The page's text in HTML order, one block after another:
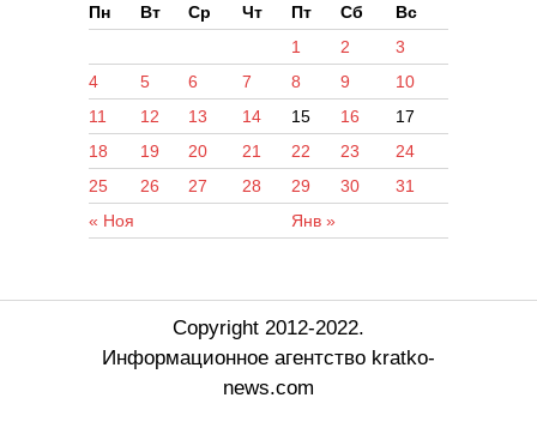
Пн
Вт Ср Чт Пт Сб Вс
« Ноя Янв »
1 2
3
4
5 6 7 8 9
10
11
12 13 14 15 16
17
18
19 20 21 22 23
24
25
26 27 28 29 30 31
Copyright 2012-2022.
Информационное агентство kratko-
news.com